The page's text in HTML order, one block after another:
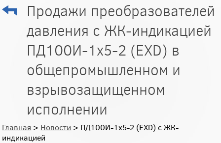
Продажи преобразователей
давления с ЖК-индикацией
ПД100И-1х5-2 (EXD) в
общепромышленном и
взрывозащищенном
исполнении
Главная > Новости > ПД100И-1х5-2 (EXD) с ЖК-
индикацией